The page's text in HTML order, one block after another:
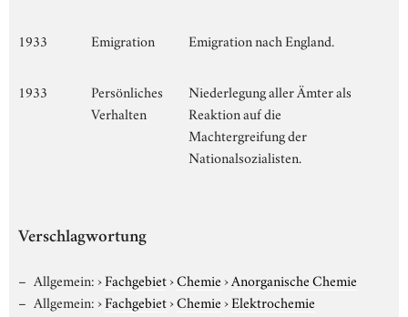
1933 Emigration Emigration nach England.
1933
Persönliches
Verhalten
Niederlegung aller Ämter als
Reaktion auf die
Machtergreifung der
Nationalsozialisten.
Verschlagwortung
Allgemein:›Fachgebiet›Chemie›Anorganische Chemie
Allgemein:›Fachgebiet›Chemie›Elektrochemie